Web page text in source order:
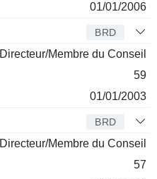
01/01/2006
BRD
Directeur/Membre du Conseil
59
01/01/2003
BRD
Directeur/Membre du Conseil
57